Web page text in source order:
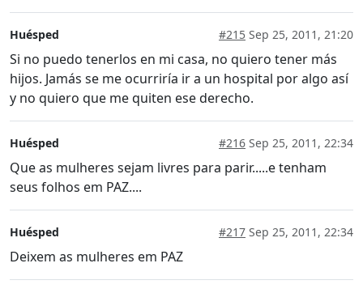
Huésped #215 Sep 25, 2011, 21:20
Si no puedo tenerlos en mi casa, no quiero tener más
hijos. Jamás se me ocurriría ir a un hospital por algo así
y no quiero que me quiten ese derecho.
Huésped #216 Sep 25, 2011, 22:34
Que as mulheres sejam livres para parir.....e tenham
seus folhos em PAZ....
Huésped #217 Sep 25, 2011, 22:34
Deixem as mulheres em PAZ